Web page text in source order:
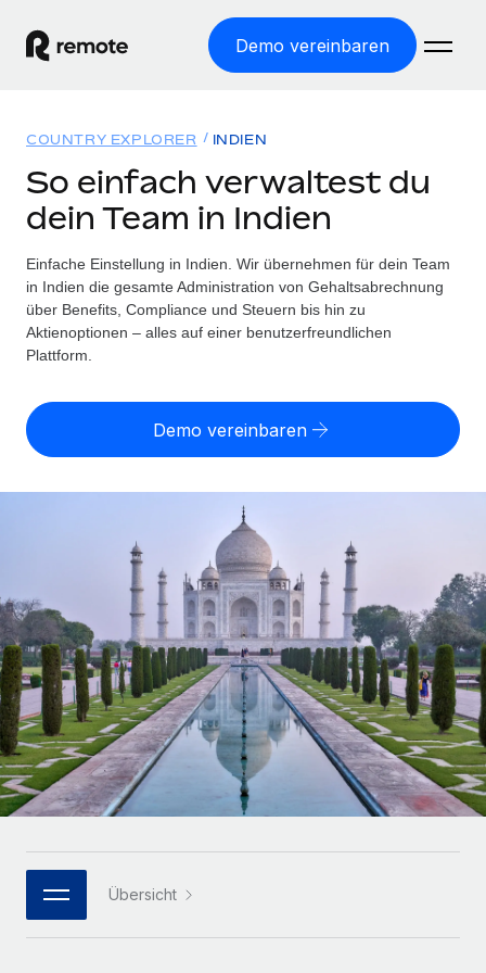
Demo vereinbaren
WELTWEITE BESCHÄFTIGUNG
Globale Payroll
Einfache, rechtssicher Payroll
Employer of Record
Weltweites Wachstum ohne Kosten für Niederlassungen
Contractor of Record
Rechtssichere, weltweite Arbeit mit Freelancer:innen
Globales Onboarding und Verwalten von
Auslagern von komplexen HR-Aufgaben
INFRASTRUKTUR
Remote Embedded
Nahtlose Integration der HR in bestehende Abläufe
Plattform
Integrierte HR-Kernfunktionen für dein Team
MCP
Integrationen
Lösungen
WELTWEITE ABDECKUNG
Country Explorer
Länderspezifische Unterstützung bei der Einstellung
Einfache Einstellung in allen US-Bundesstaaten
WACHSTUMSPHASE
Agile HR- und Payroll-Lösungen für wachsende
Unternehmen
Mittelstand
Maßgeschneiderte HR-Lösungen, um Teams zu
vergrößern
Enterprise
Globale HR für Konzerne und Großunternehmen
PARTNER WERDEN
Flexible Einbettung von Global-HR-Funktionen in deine
Ressourcen
TOOLS UND RECHNER
Scheinselbstständigkeitsrisiko berechnen
Personalkostenrechner
Gesamtbeschäftigungskosten
Honorarzahlungen berechnen
Informationen zu möglichen Währungen und
Abwicklungsfristen für globale Freelancer:innen
LERNEN MIT REMOTE
Forschung und Leitfäden
Fallstudien
HR-Glossar
Bibliothek für Stellenbeschreibungen
Webinare
Preise
Deutsch
Español
Italiano
Português (Portugal)
한국어
Anmelden
COUNTRY EXPLORER INDIEN
So einfach verwaltest du
dein Team in Indien
Einfache Einstellung in Indien. Wir übernehmen für dein Team
in Indien die gesamte Administration von Gehaltsabrechnung
über Benefits, Compliance und Steuern bis hin zu
Aktienoptionen – alles auf einer benutzerfreundlichen
Plattform.
Demo vereinbaren
Übersicht